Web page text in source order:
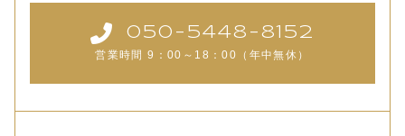
050-5448-8152
営業時間 9：00～18：00（年中無休）